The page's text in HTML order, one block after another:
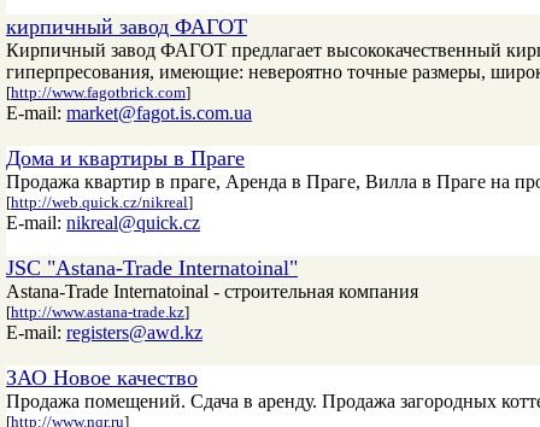
кирпичный завод ФАГОТ
Кирпичный завод ФАГОТ предлагает высококачественный
гиперпресования, имеющие: невероятно точные размеры,
[http://www.fagotbrick.com]
E-mail: market@fagot.is.com.ua
Дома и квартиры в Праге
Продажа квартир в праге, Аренда в Праге, Вилла в Праге на
[http://web.quick.cz/nikreal]
E-mail: nikreal@quick.cz
JSC "Astana-Trade Internatoinal"
Astana-Trade Internatoinal - строительная компания
[http://www.astana-trade.kz]
E-mail: registers@awd.kz
ЗАО Новое качество
Продажа помещений. Сдача в аренду. Продажа загородных
[http://www.nqr.ru]